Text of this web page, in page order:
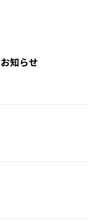
知らせ